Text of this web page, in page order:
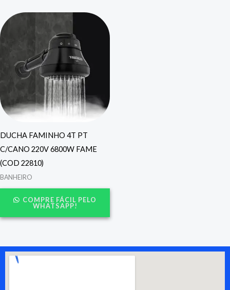
DUCHA FAMINHO 4T PT
C/CANO 220V 6800W FAME
(COD 22810)
BANHEIRO
COMPRE FÁCIL PELO
WHATSAPP!